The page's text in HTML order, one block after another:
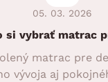
05. 03. 2026
si vybrať matrac
matrac pre
vývoja aj